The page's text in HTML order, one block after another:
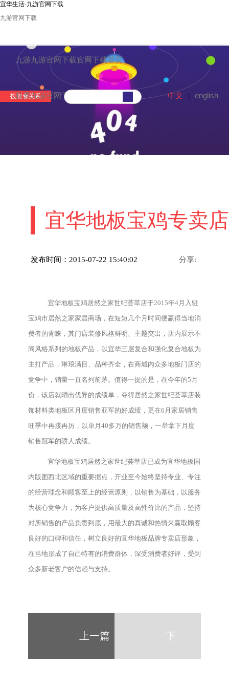
宜华生活-九游官网下载
九游官网下载
九游九游官网下载官网下载首页
联系九游官网下载
投资者关系 中文 english
宜华地板宝鸡专卖
发布时间：2015-07-22 15:40:02 分享:
宜华地板宝鸡居然之家世纪荟萃店于2015年4月入驻
宝鸡市居然之家家居商场，在短短几个月时间便赢得当地消
费者的青睐，其门店装修风格鲜明、主题突出，店内展示不
同风格系列的地板产品，以宜华三层复合和强化复合地板为
主打产品，琳琅满目、品种齐全，在商城内众多地板门店的
竞争中，销量一直名列前茅。值得一提的是，在今年的5月
份，该店就晒出优异的成绩单，夺得居然之家世纪荟萃店装
饰材料类地板区月度销售亚军的好成绩，更在6月家居销售
旺季中再接再厉，以单月40多万的销售额，一举拿下月度
销售冠军的骄人成绩。
宜华地板宝鸡居然之家世纪荟萃店已成为宜华地板国
内版图西北区域的重要据点，开业至今始终坚持专业、专注
的经营理念和顾客至上的经营原则，以销售为基础，以服务
为核心竞争力，为客户提供高质量及高性价比的产品，坚持
对所销售的产品负责到底，用最大的真诚和热情来赢取顾客
良好的口碑和信任，树立良好的宜华地板品牌专卖店形象，
在当地形成了自己特有的消费群体，深受消费者好评，受到
众多新老客户的信赖与支持。
上一篇 下